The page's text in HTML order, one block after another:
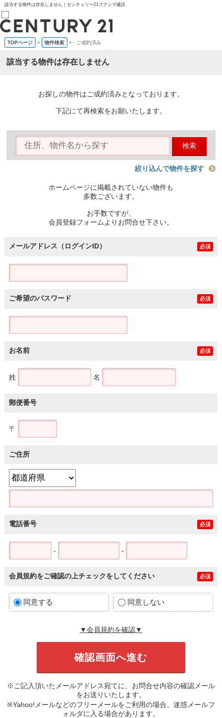
該当する物件は存在しません｜センチュリー21フクシマ建設
売買部
0120-800-844
賃貸部
会員メニュー
物件を探す
購入TOP
条件から探す
住宅ローン控除シミュレータ
TOPページ > 物件検索 >- ご成約済み
該当する物件は存在しません
お探しの物件はご成約済みとなっております。
下記にて再検索をお願いたします。
検索
絞り込んで物件を探す
ホームページに掲載されていない物件も
多数ございます。
お手数ですが、
会員登録フォームよりお問合せ下さい。
メールアドレス（ログインID） 必須
ご希望のパスワード 必須
お名前 必須
姓 名
郵便番号
〒
ご住所
電話番号 必須
- -
会員規約をご確認の上チェックをしてください 必須
同意する 同意しない
▼会員規約を確認▼
※ご記入頂いたメールアドレス宛てに、お問合せ内容の確認メール
をお送りいたします。
※Yahoo!メールなどのフリーメールをご利用の場合、迷惑メールフ
ォルダに入る場合があります。